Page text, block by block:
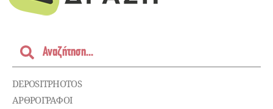
DEPOSITPHOTOS
ΑΡΘΡΟΓΡΑΦΟΙ